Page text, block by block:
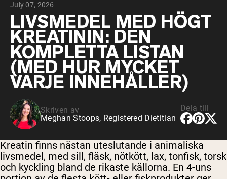
VEGAN PROTEIN
Ärtprotein
Jordnötssmör
Fröproteinpulver
Ekologiskt risprotein
Proteindrinkar
Vegan viktökare
July 07, 2026
LIVSMEDEL MED HÖGT
KREATININ: DEN
KOMPLETTA LISTAN
(MED HUR MYCKET
VARJE INNEHÅLLER)
Skriven av
Meghan Stoops, Registered Dietitian
Dela till
Kreatin finns nästan uteslutande i animaliska
livsmedel, med sill, fläsk, nötkött, lax, tonfisk, torsk
och kyckling bland de rikaste källorna. En 4-uns